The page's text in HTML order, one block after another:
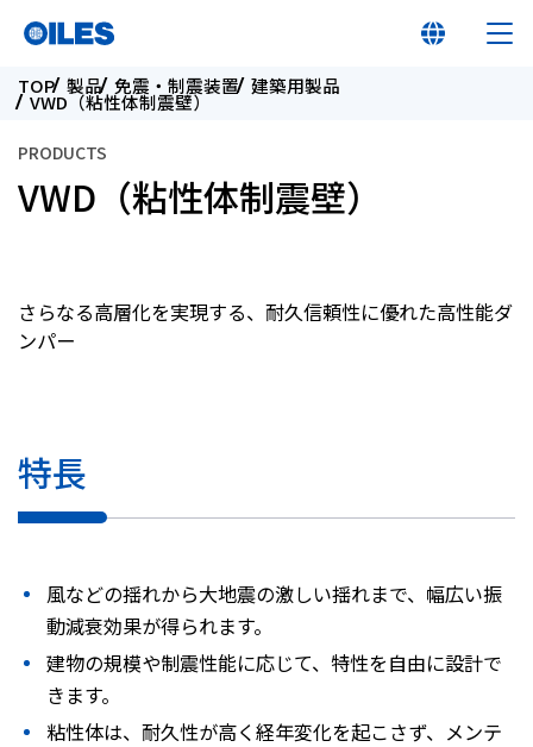
オイレス早わかり
株主・投資家情報
採用
お問い合わせ
TOP 製品 免震・制震装置 建築用製品
VWD（粘性体制震壁）
PRODUCTS
VWD（粘性体制震壁）
さらなる高層化を実現する、耐久信頼性に優れた高性能ダ
ンパー
特長
風などの揺れから大地震の激しい揺れまで、幅広い振
動減衰効果が得られます。
建物の規模や制震性能に応じて、特性を自由に設計で
きます。
粘性体は、耐久性が高く経年変化を起こさず、メンテ